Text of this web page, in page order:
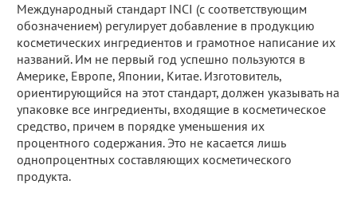
Международный стандарт INCI (с соответствующим
обозначением) регулирует добавление в продукцию
косметических ингредиентов и грамотное написание их
названий. Им не первый год успешно пользуются в
Америке, Европе, Японии, Китае. Изготовитель,
ориентирующийся на этот стандарт, должен указывать на
упаковке все ингредиенты, входящие в косметическое
средство, причем в порядке уменьшения их
процентного содержания. Это не касается лишь
однопроцентных составляющих косметического
продукта.